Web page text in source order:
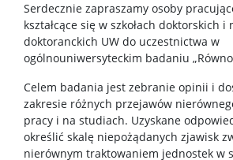
Studia II stopnia (magisterskie)
Chemia II stopnia
Chemia stosowana II stopnia
Serdecznie zapraszamy osoby
kształcące się w szkołach doktorskich i
doktoranckich UW do uczestnictwa w
ogólnouniwersyteckim badaniu
Celem badania jest zebranie opinii i
zakresie różnych przejawów
pracy i na studiach. Uzyskane
określić skalę niepożądanych zjawisk
nierównym traktowaniem jednostek w